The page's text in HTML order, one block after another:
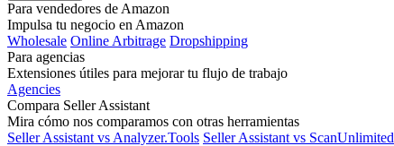
Para vendedores de Amazon
Impulsa tu negocio en Amazon
Wholesale Online Arbitrage Dropshipping
Para agencias
Extensiones útiles para mejorar tu flujo de trabajo
Agencies
Compara Seller Assistant
Mira cómo nos comparamos con otras herramientas
Seller Assistant vs Analyzer.Tools Seller Assistant vs ScanUnlimited